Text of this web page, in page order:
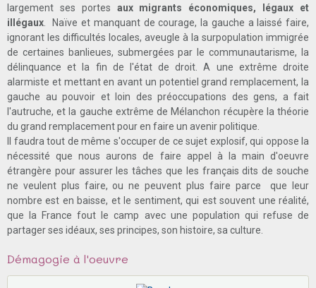
largement ses portes aux migrants économiques, légaux et
illégaux. Naïve et manquant de courage, la gauche a laissé faire,
ignorant les difficultés locales, aveugle à la surpopulation immigrée
de certaines banlieues, submergées par le communautarisme, la
délinquance et la fin de l'état de droit. A une extrême droite
alarmiste et mettant en avant un potentiel grand remplacement, la
gauche au pouvoir et loin des préoccupations des gens, a fait
l'autruche, et la gauche extrême de Mélanchon récupère la théorie
du grand remplacement pour en faire un avenir politique.
Il faudra tout de même s'occuper de ce sujet explosif, qui oppose la
nécessité que nous aurons de faire appel à la main d'oeuvre
étrangère pour assurer les tâches que les français dits de souche
ne veulent plus faire, ou ne peuvent plus faire parce que leur
nombre est en baisse, et le sentiment, qui est souvent une réalité,
que la France fout le camp avec une population qui refuse de
partager ses idéaux, ses principes, son histoire, sa culture.
Démagogie à l'oeuvre